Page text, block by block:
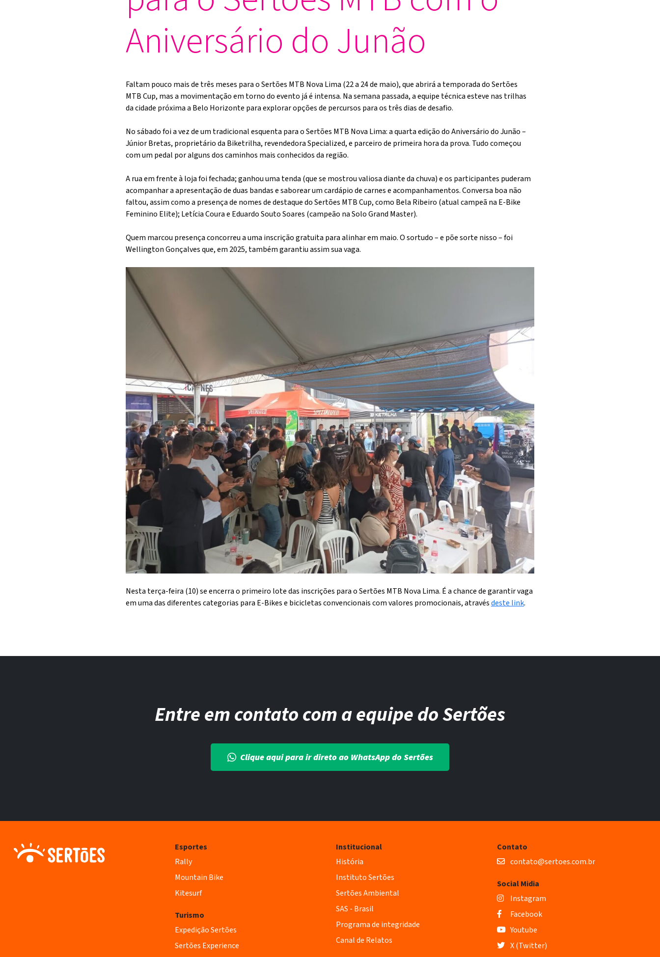
Aniversário do Junão
Faltam pouco mais de três meses para o Sertões MTB Nova Lima (22 a 24 de maio), que abrirá a temporada do Sertões
MTB Cup, mas a movimentação em torno do evento já é intensa. Na semana passada, a equipe técnica esteve nas trilhas
da cidade próxima a Belo Horizonte para explorar opções de percursos para os três dias de desafio.
No sábado foi a vez de um tradicional esquenta para o Sertões MTB Nova Lima: a quarta edição do Aniversário do Junão –
Júnior Bretas, proprietário da Biketrilha, revendedora Specialized, e parceiro de primeira hora da prova. Tudo começou
com um pedal por alguns dos caminhos mais conhecidos da região.
A rua em frente à loja foi fechada; ganhou uma tenda (que se mostrou valiosa diante da chuva) e os participantes puderam
acompanhar a apresentação de duas bandas e saborear um cardápio de carnes e acompanhamentos. Conversa boa não
faltou, assim como a presença de nomes de destaque do Sertões MTB Cup, como Bela Ribeiro (atual campeã na E-Bike
Feminino Elite); Letícia Coura e Eduardo Souto Soares (campeão na Solo Grand Master).
Quem marcou presença concorreu a uma inscrição gratuita para alinhar em maio. O sortudo – e põe sorte nisso – foi
Wellington Gonçalves que, em 2025, também garantiu assim sua vaga.
Nesta terça-feira (10) se encerra o primeiro lote das inscrições para o Sertões MTB Nova Lima. É a chance de garantir vaga
em uma das diferentes categorias para E-Bikes e bicicletas convencionais com valores promocionais, atravésdeste link.
Entre em contato com a equipe do Sertões
Clique aqui para ir direto ao WhatsApp do Sertões
Esportes
Rally
Mountain Bike
Kitesurf
Turismo
Expedição Sertões
Sertões Experience
Institucional
História
Instituto Sertões
Sertões Ambiental
SAS - Brasil
Programa de integridade
Canal de Relatos
Contato
contato@sertoes.com.br
Social Midia
Instagram
Facebook
Youtube
X (Twitter)